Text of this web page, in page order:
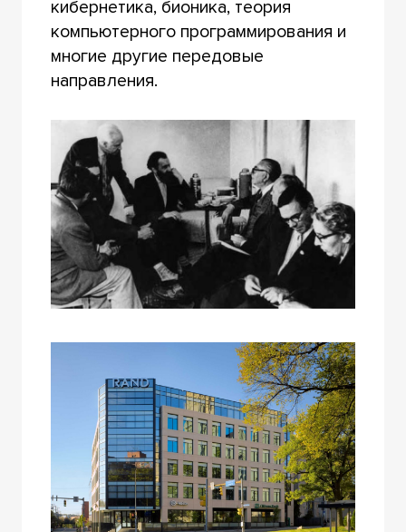
кибернетика, бионика, теория
компьютерного программирования и
многие другие передовые
направления.